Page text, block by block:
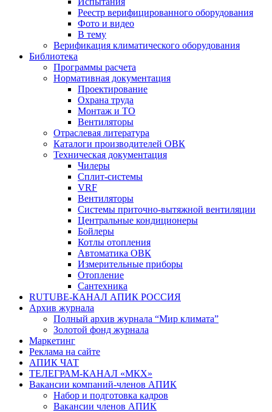
Реестр верифицированного оборудования
Фото и видео
В тему
Верификация климатического оборудования
Библиотека
Программы расчета
Нормативная документация
Проектирование
Охрана труда
Монтаж и ТО
Вентиляторы
Отраслевая литература
Каталоги производителей ОВК
Техническая документация
Чилеры
Сплит-системы
VRF
Вентиляторы
Системы приточно-вытяжной вентиляции
Центральные кондиционеры
Бойлеры
Котлы отопления
Автоматика ОВК
Измерительные приборы
Отопление
Сантехника
RUTUBE-КАНАЛ АПИК РОССИЯ
Архив журнала
Полный архив журнала “Мир климата”
Золотой фонд журнала
Маркетинг
Реклама на сайте
АПИК ЧАТ
ТЕЛЕГРАМ-КАНАЛ «МКХ»
Вакансии компаний-членов АПИК
Набор и подготовка кадров
Вакансии членов АПИК